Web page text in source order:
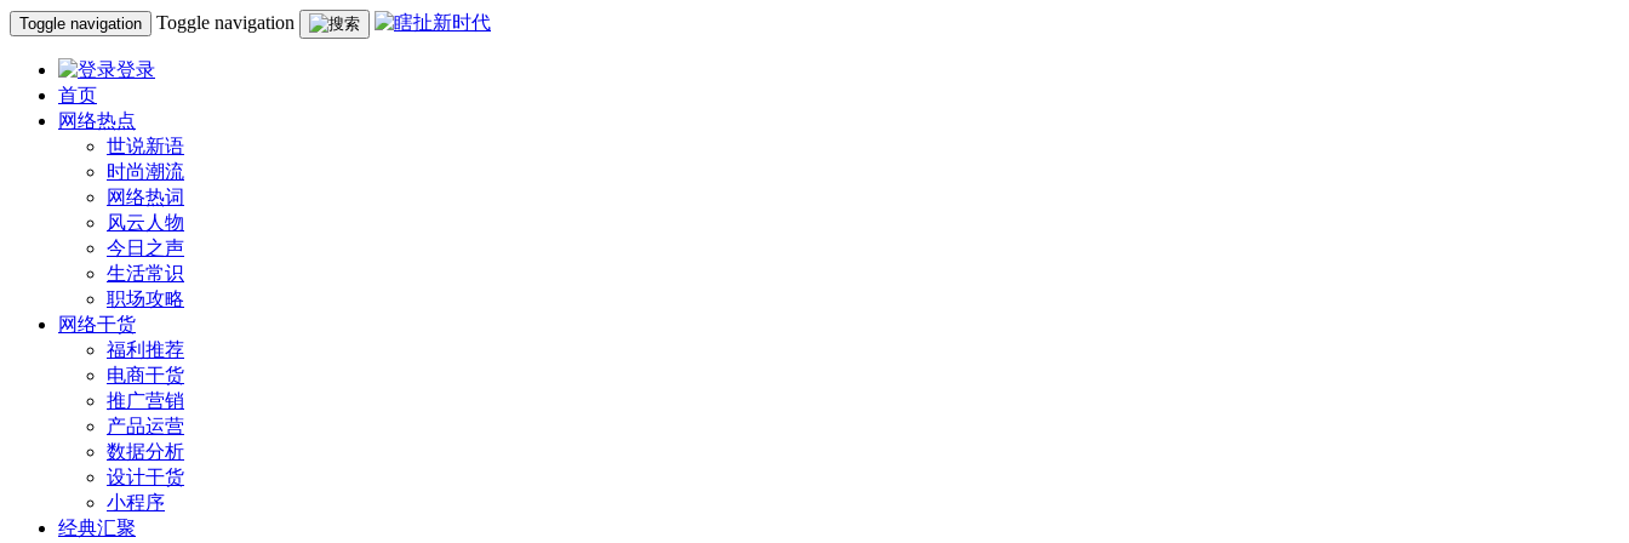
Toggle navigation Toggle navigation
登录
首页
网络热点
世说新语
时尚潮流
网络热词
风云人物
今日之声
生活常识
职场攻略
网络干货
福利推荐
电商干货
推广营销
产品运营
数据分析
设计干货
小程序
经典汇聚